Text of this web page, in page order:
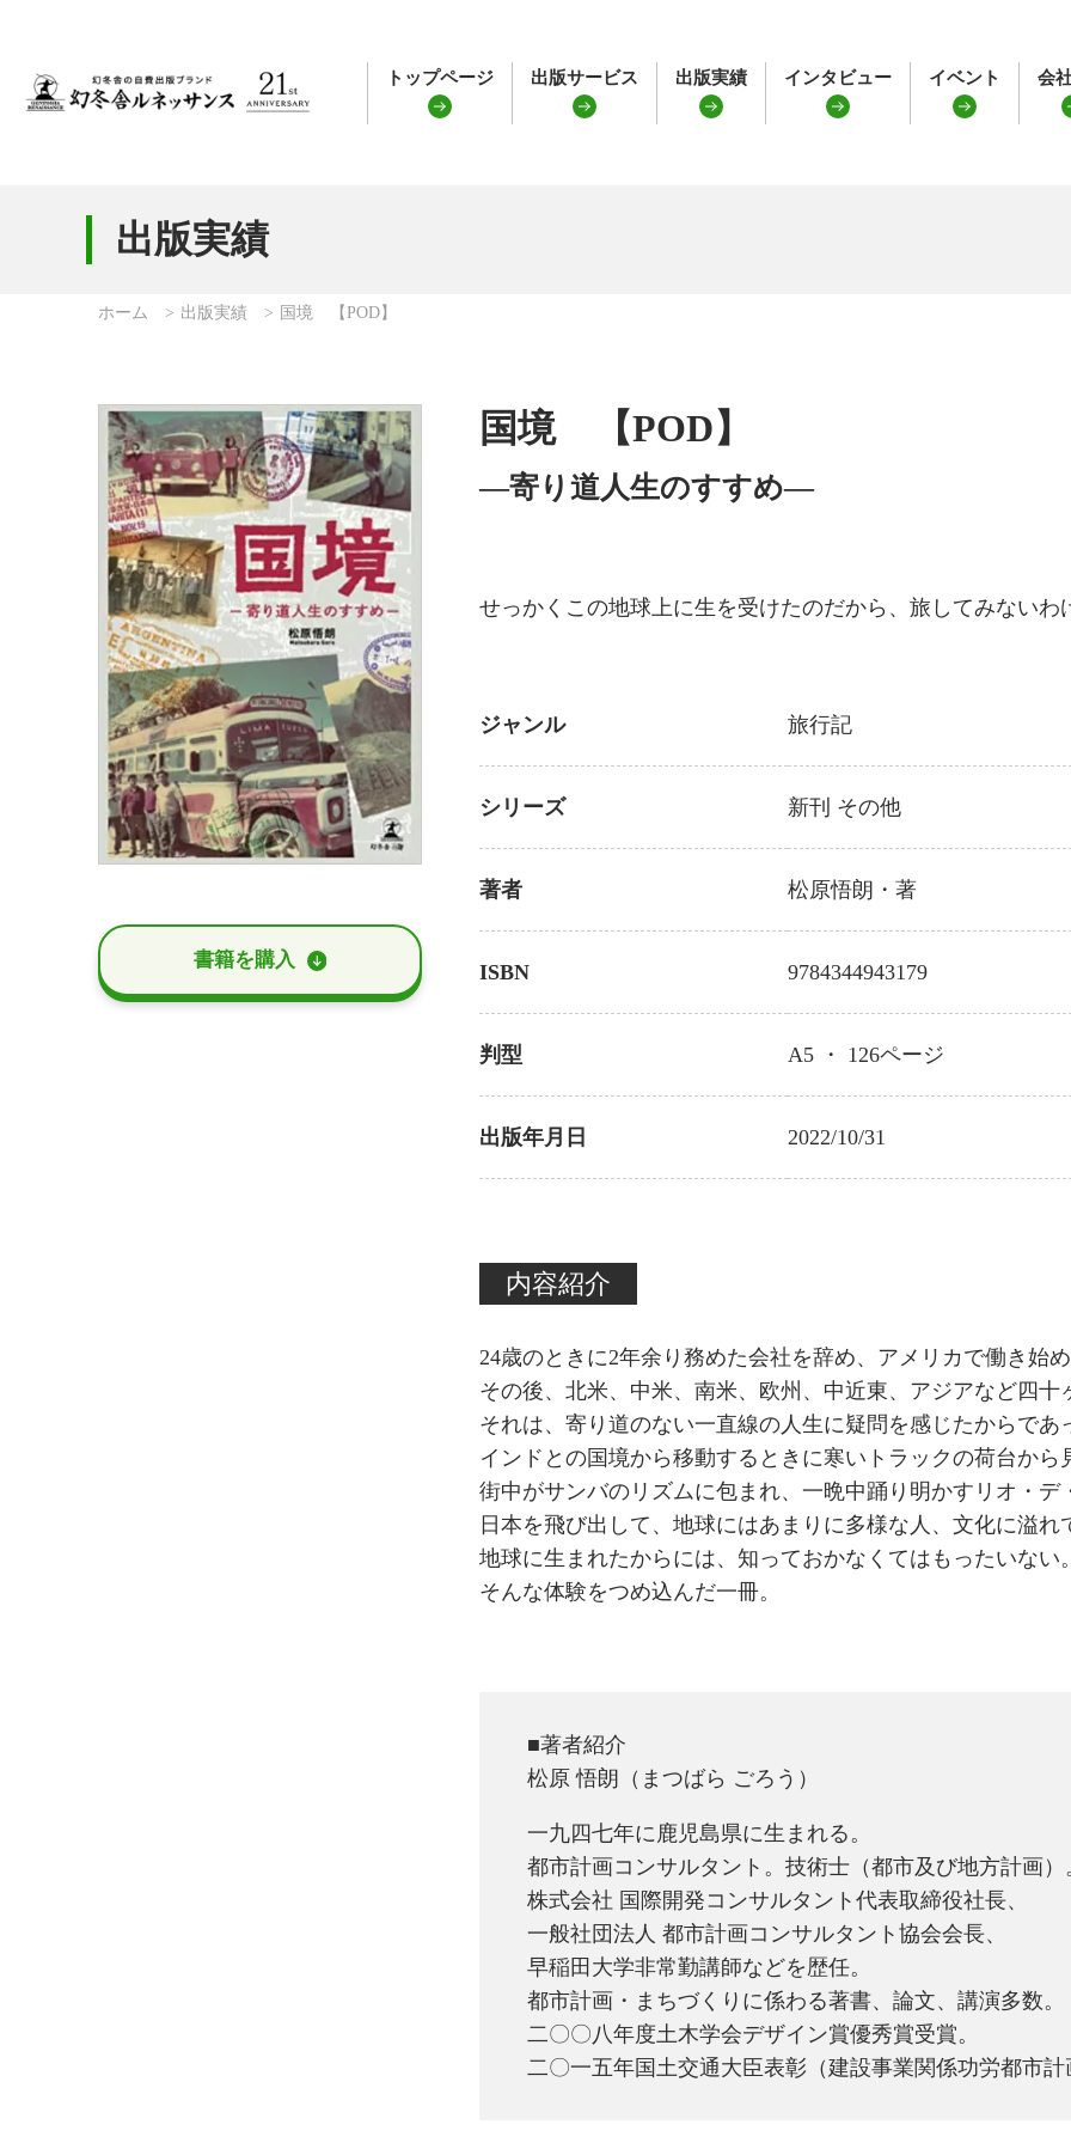
トップページ 出版サービス 出版実績 インタビュー イベント 会
出版実績
ホーム 出版実績 国境 【POD】
書籍を購⼊
国境 【POD】
―寄り道人生のすすめ―
せっかくこの地球上に生を受けたのだから、旅してみないわ
ジャンル 旅行記
シリーズ 新刊 その他
著者 松原悟朗 ・著
ISBN 9784344943179
判型 A5 ・ 126ページ
出版年月日 2022/10/31
内容紹介
24歳のときに2年余り務めた会社を辞め、アメリカで働き始め
その後、北米、中米、南米、欧州、中近東、アジアなど四十
それは、寄り道のない一直線の人生に疑問を感じたからであ
インドとの国境から移動するときに寒いトラックの荷台から
街中がサンバのリズムに包まれ、一晩中踊り明かすリオ・デ
日本を飛び出して、地球にはあまりに多様な人、文化に溢れ
地球に生まれたからには、知っておかなくてはもったいない。
そんな体験をつめ込んだ一冊。
■著者紹介
松原 悟朗（まつばら ごろう）
一九四七年に鹿児島県に生まれる。
都市計画コンサルタント。技術士（都市及び地方計画）
株式会社 国際開発コンサルタント代表取締役社長、
一般社団法人 都市計画コンサルタント協会会長、
早稲田大学非常勤講師などを歴任。
都市計画・まちづくりに係わる著書、論文、講演多数。
二〇〇八年度土木学会デザイン賞優秀賞受賞。
二〇一五年国土交通大臣表彰（建設事業関係功労都市計